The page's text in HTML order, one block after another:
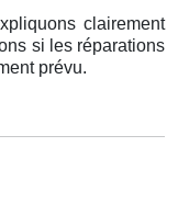
clairement
si les réparations
prévu.